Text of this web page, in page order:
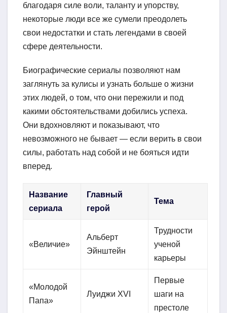
благодаря силе воли, таланту и упорству,
некоторые люди все же сумели преодолеть
свои недостатки и стать легендами в своей
сфере деятельности.
Биографические сериалы позволяют нам
заглянуть за кулисы и узнать больше о жизни
этих людей, о том, что они пережили и под
какими обстоятельствами добились успеха.
Они вдохновляют и показывают, что
невозможного не бывает — если верить в свои
силы, работать над собой и не бояться идти
вперед.
Название
сериала
Главный
герой
Тема
«Величие»
Альберт
Эйнштейн
Трудности
ученой
карьеры
«Молодой
Папа»
Луиджи XVI
Первые
шаги на
престоле